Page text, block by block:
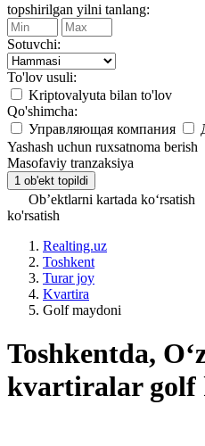
topshirilgan yilni tanlang:
Sotuvchi:
To'lov usuli:
Kriptovalyuta bilan to'lov
Qo'shimcha:
Управляющая компания
Yashash uchun ruxsatnoma berish
Masofaviy tranzaksiya
Ob’ektlarni kartada ko‘rsatish
ko'rsatish
Realting.uz
Toshkent
Turar joy
Kvartira
Golf maydoni
Toshkentda,
kvartiralar golf